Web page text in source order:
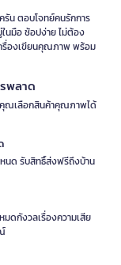
รัน ตอบโจทย์คนรักการ
นมือ ช้อปง่าย ไม่ต้อง
รื่องเขียนคุณภาพ พร้อม
พลาด
คุณเลือกสินค้าคุณภาพได้
นด รับสิทธิ์ส่งฟรีถึงบ้าน
ดกังวลเรื่องความเสีย